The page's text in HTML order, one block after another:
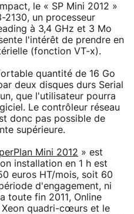
le « SP Mini 2012 »
un processeur
à 3,4 GHz et 3 Mo
l'intérêt de prendre en
(fonction VT-x).
quantité de 16 Go
deux disques durs Serial
que l'utilisateur pourra
Le contrôleur réseau
donc pas possible de
supérieure.
Mini 2012 » est
installation en 1 h est
euros HT/mois, soit 60
d'engagement, ni
toute fin 2011, Online
Xeon quadri-cœurs et le